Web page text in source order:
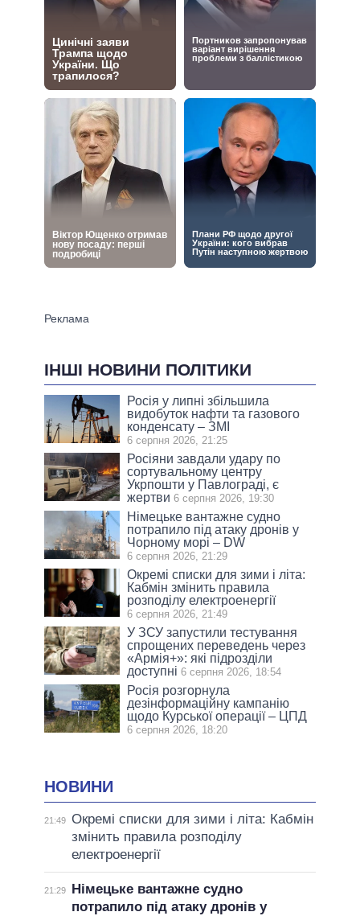
ІНШІ НОВИНИ ПОЛІТИКИ
Росія у липні збільшила
видобуток нафти та газового
конденсату – ЗМІ
6 серпня 2026, 21:25
Росіяни завдали удару по
сортувальному центру
Укрпошти у Павлограді, є
жертви 6 серпня 2026, 19:30
Німецьке вантажне судно
потрапило під атаку дронів у
Чорному морі – DW
6 серпня 2026, 21:29
Окремі списки для зими і літа:
Кабмін змінить правила
розподілу електроенергії
6 серпня 2026, 21:49
У ЗСУ запустили тестування
спрощених переведень через
«Армія+»: які підрозділи
доступні 6 серпня 2026, 18:54
Росія розгорнула
дезінформаційну кампанію
щодо Курської операції – ЦПД
6 серпня 2026, 18:20
НОВИНИ
21:49 Окремі списки для зими і літа: Кабмін
змінить правила розподілу
електроенергії
21:29
Німецьке вантажне судно
потрапило під атаку дронів у